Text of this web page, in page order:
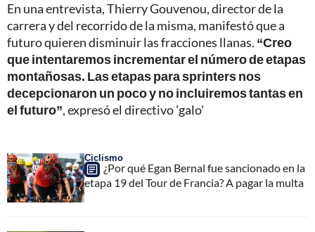
En una entrevista, Thierry Gouvenou, director de la
carrera y del recorrido de la misma, manifestó que a
futuro quieren disminuir las fracciones llanas. “Creo
que intentaremos incrementar el número de etapas
montañosas. Las etapas para sprinters nos
decepcionaron un poco y no incluiremos tantas en
el futuro”, expresó el directivo 'galo'
Ciclismo
¿Por qué Egan Bernal fue sancionado en la
etapa 19 del Tour de Francia? A pagar la multa